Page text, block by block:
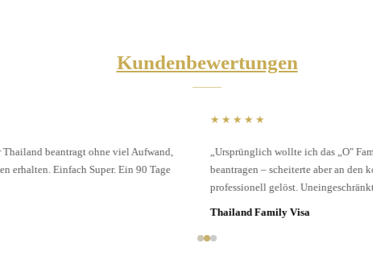
Kundenbewertungen
„Ursprünglich wollte ich das „O" Family Visum für Thailand selbst
beantragen – scheiterte aber an den komplexen Formularen. 1a Visum hat das
professionell gelöst. Uneingeschränkt empfehlenswert …"